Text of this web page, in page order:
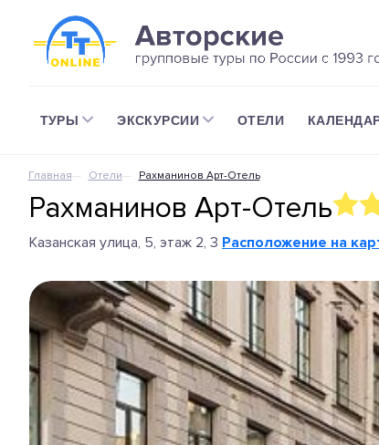
ТУРЫ ЭКСКУРСИИ ОТЕЛИ
Главная Отели Рахманинов Арт-Отель
Рахманинов Арт-Отель
Казанская улица, 5, этаж 2, 3 Расположение на